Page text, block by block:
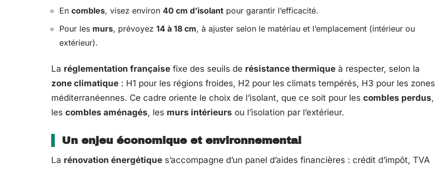
En combles, visez environ 40 cm d’isolant pour garantir l’efficacité.
Pour les murs, prévoyez 14 à 18 cm, à ajuster selon le matériau et l’emplacement (intérieur ou
extérieur).
La réglementation française fixe des seuils de résistance thermique à respecter, selon la
zone climatique : H1 pour les régions froides, H2 pour les climats tempérés, H3 pour les zones
méditerranéennes. Ce cadre oriente le choix de l’isolant, que ce soit pour les combles perdus,
les combles aménagés, les murs intérieurs ou l’isolation par l’extérieur.
Un enjeu économique et environnemental
La rénovation énergétique s’accompagne d’un panel d’aides financières : crédit d’impôt, TVA